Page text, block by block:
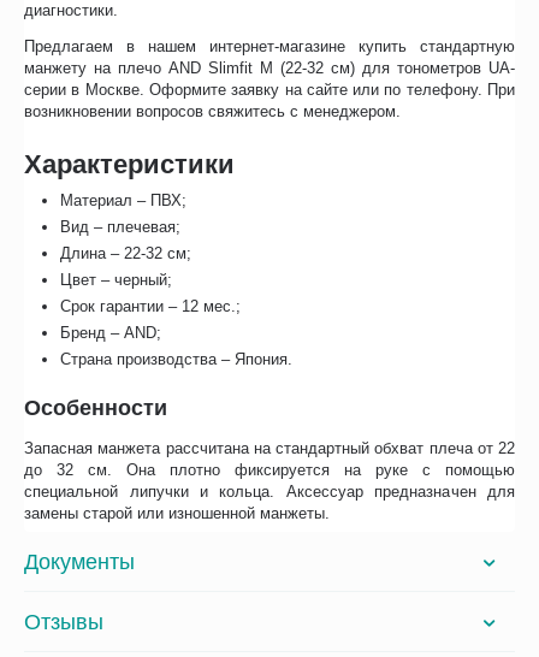
диагностики.
Предлагаем в нашем интернет-магазине купить стандартную
манжету на плечо AND Slimfit M (22-32 см) для тонометров UA-
серии в Москве. Оформите заявку на сайте или по телефону. При
возникновении вопросов свяжитесь с менеджером.
Характеристики
Материал – ПВХ;
Вид – плечевая;
Длина – 22-32 см;
Цвет – черный;
Срок гарантии – 12 мес.;
Бренд – AND;
Страна производства – Япония.
Особенности
Запасная манжета рассчитана на стандартный обхват плеча от 22
до 32 см. Она плотно фиксируется на руке с помощью
специальной липучки и кольца. Аксессуар предназначен для
замены старой или изношенной манжеты.
Документы
Отзывы